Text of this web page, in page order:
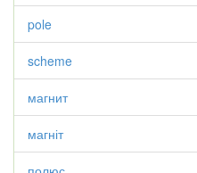
pole
scheme
магнит
магніт